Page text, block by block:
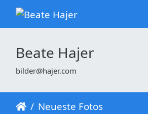
Beate Hajer
bilder@hajer.com
Neueste Fotos